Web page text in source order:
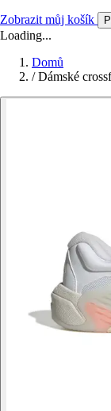
Zobrazit můj košík
Loading...
Domů
/ Dámské